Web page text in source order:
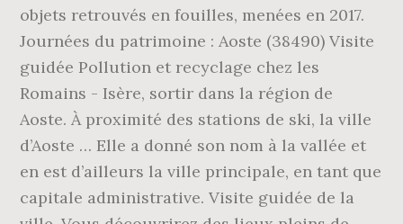
objets retrouvés en fouilles, menées en 2017.
Journées du patrimoine : Aoste (38490) Visite
guidée Pollution et recyclage chez les
Romains - Isère, sortir dans la région de
Aoste. À proximité des stations de ski, la ville
d’Aoste … Elle a donné son nom à la vallée et
en est d’ailleurs la ville principale, en tant que
capitale administrative. Visite guidée de la